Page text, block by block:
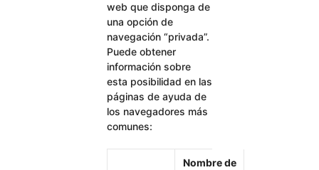
web que disponga de
una opción de
navegación “privada”.
Puede obtener
información sobre
esta posibilidad en las
páginas de ayuda de
los navegadores más
comunes:
Nombre de